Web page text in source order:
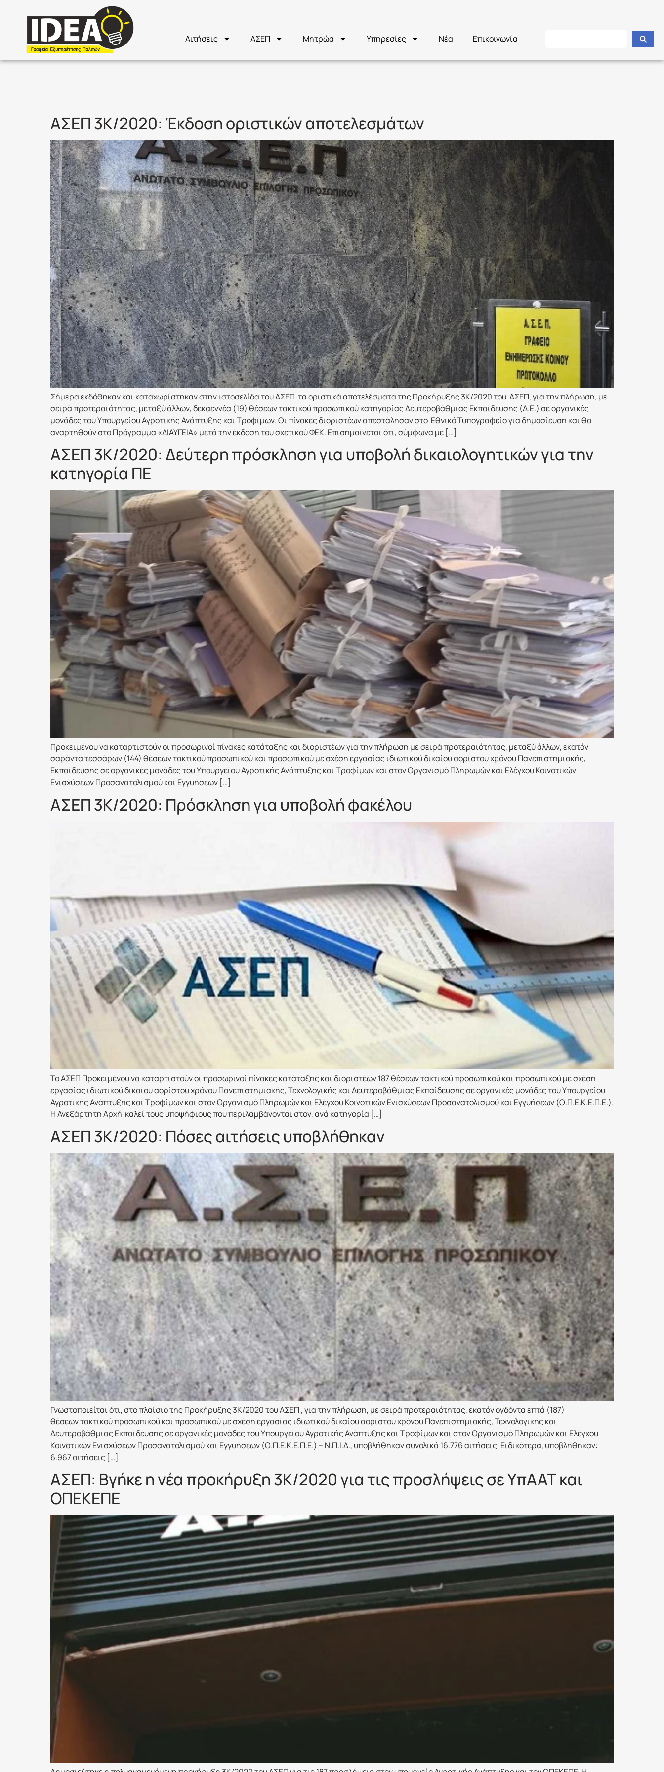
Αιτήσεις ΑΣΕΠ Μητρώα Υπηρεσίες Νέα Επικοινωνία
ΑΣΕΠ 3Κ/2020: Έκδοση οριστικών αποτελεσμάτων
Σήμερα εκδόθηκαν και καταχωρίστηκαν στην ιστοσελίδα του ΑΣΕΠ τα οριστικά αποτελέσματα της Προκήρυξης 3Κ/2020 του ΑΣΕΠ, για την πλήρωση, με
σειρά προτεραιότητας, μεταξύ άλλων, δεκαεννέα (19) θέσεων τακτικού προσωπικού κατηγορίας Δευτεροβάθμιας Εκπαίδευσης (Δ.Ε.) σε οργανικές
μονάδες του Υπουργείου Αγροτικής Ανάπτυξης και Τροφίμων. Οι πίνακες διοριστέων απεστάλησαν στο Εθνικό Τυπογραφείο για δημοσίευση και θα
αναρτηθούν στο Πρόγραμμα «ΔΙΑΥΓΕΙΑ» μετά την έκδοση του σχετικού ΦΕΚ. Επισημαίνεται ότι, σύμφωνα με […]
ΑΣΕΠ 3Κ/2020: Δεύτερη πρόσκληση για υποβολή δικαιολογητικών για την
κατηγορία ΠΕ
Προκειμένου να καταρτιστούν οι προσωρινοί πίνακες κατάταξης και διοριστέων για την πλήρωση με σειρά προτεραιότητας, μεταξύ άλλων, εκατόν
σαράντα τεσσάρων (144) θέσεων τακτικού προσωπικού και προσωπικού με σχέση εργασίας ιδιωτικού δικαίου αορίστου χρόνου Πανεπιστημιακής,
Εκπαίδευσης σε οργανικές μονάδες του Υπουργείου Αγροτικής Ανάπτυξης και Τροφίμων και στον Οργανισμό Πληρωμών και Ελέγχου Κοινοτικών
Ενισχύσεων Προσανατολισμού και Εγγυήσεων […]
ΑΣΕΠ 3Κ/2020: Πρόσκληση για υποβολή φακέλου
Το ΑΣΕΠ Προκειμένου να καταρτιστούν οι προσωρινοί πίνακες κατάταξης και διοριστέων 187 θέσεων τακτικού προσωπικού και προσωπικού με σχέση
εργασίας ιδιωτικού δικαίου αορίστου χρόνου Πανεπιστημιακής, Τεχνολογικής και Δευτεροβάθμιας Εκπαίδευσης σε οργανικές μονάδες του Υπουργείου
Αγροτικής Ανάπτυξης και Τροφίμων και στον Οργανισμό Πληρωμών και Ελέγχου Κοινοτικών Ενισχύσεων Προσανατολισμού και Εγγυήσεων (Ο.Π.Ε.Κ.Ε.Π.Ε.).
Η Ανεξάρτητη Αρχή καλεί τους υποψήφιους που περιλαμβάνονται στον, ανά κατηγορία […]
ΑΣΕΠ 3Κ/2020: Πόσες αιτήσεις υποβλήθηκαν
Γνωστοποιείται ότι, στο πλαίσιο της Προκήρυξης 3Κ/2020 του ΑΣΕΠ , για την πλήρωση, με σειρά προτεραιότητας, εκατόν ογδόντα επτά (187)
θέσεων τακτικού προσωπικού και προσωπικού με σχέση εργασίας ιδιωτικού δικαίου αορίστου χρόνου Πανεπιστημιακής, Τεχνολογικής και
Δευτεροβάθμιας Εκπαίδευσης σε οργανικές μονάδες του Υπουργείου Αγροτικής Ανάπτυξης και Τροφίμων και στον Οργανισμό Πληρωμών και Ελέγχου
Κοινοτικών Ενισχύσεων Προσανατολισμού και Εγγυήσεων (Ο.Π.Ε.Κ.Ε.Π.Ε.) – Ν.Π.Ι.Δ., υποβλήθηκαν συνολικά 16.776 αιτήσεις. Ειδικότερα, υποβλήθηκαν:
6.967 αιτήσεις […]
ΑΣΕΠ: Βγήκε η νέα προκήρυξη 3Κ/2020 για τις προσλήψεις σε ΥπΑΑΤ και
ΟΠΕΚΕΠΕ